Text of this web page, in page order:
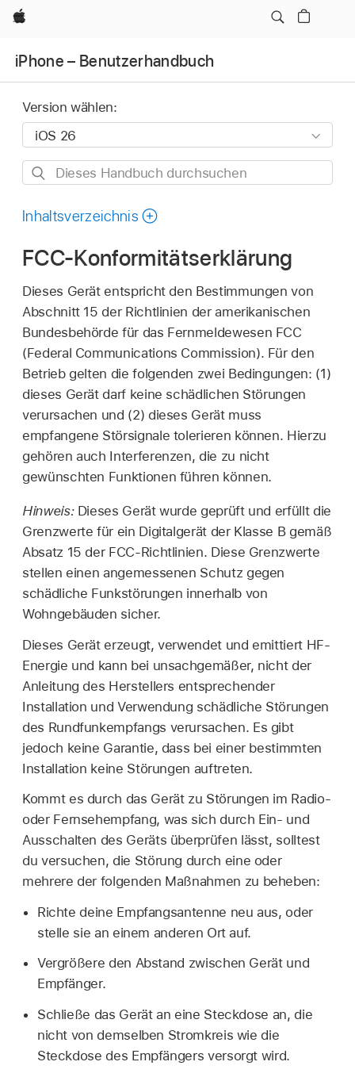
Apple
iPhone – Benutzerhandbuch
Version wählen:
Dieses
durchsuchen
Inhaltsverzeichnis
FCC-Konformitätserklärung
Dieses Gerät entspricht den Bestimmungen von
Abschnitt 15 der Richtlinien der amerikanischen
Bundesbehörde für das Fernmeldewesen FCC
(Federal Communications Commission). Für den
Betrieb gelten die folgenden zwei Bedingungen: (1)
dieses Gerät darf keine schädlichen Störungen
verursachen und (2) dieses Gerät muss
empfangene Störsignale tolerieren können. Hierzu
gehören auch Interferenzen, die zu nicht
gewünschten Funktionen führen können.
Hinweis: Dieses Gerät wurde geprüft und erfüllt die
Grenzwerte für ein Digitalgerät der Klasse B gemäß
Absatz 15 der FCC-Richtlinien. Diese Grenzwerte
stellen einen angemessenen Schutz gegen
schädliche Funkstörungen innerhalb von
Wohngebäuden sicher.
Dieses Gerät erzeugt, verwendet und emittiert HF-
Energie und kann bei unsachgemäßer, nicht der
Anleitung des Herstellers entsprechender
Installation und Verwendung schädliche Störungen
des Rundfunkempfangs verursachen. Es gibt
jedoch keine Garantie, dass bei einer bestimmten
Installation keine Störungen auftreten.
Kommt es durch das Gerät zu Störungen im Radio-
oder Fernsehempfang, was sich durch Ein- und
Ausschalten des Geräts überprüfen lässt, solltest
du versuchen, die Störung durch eine oder
mehrere der folgenden Maßnahmen zu beheben:
Richte deine Empfangsantenne neu aus, oder
stelle sie an einem anderen Ort auf.
Vergrößere den Abstand zwischen Gerät und
Empfänger.
Schließe das Gerät an eine Steckdose an, die
nicht von demselben Stromkreis wie die
Steckdose des Empfängers versorgt wird.